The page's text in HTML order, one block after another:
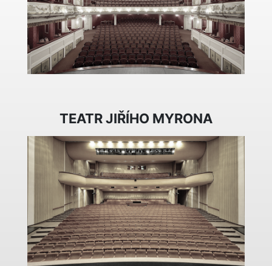
TEATR JIŘÍHO MYRONA